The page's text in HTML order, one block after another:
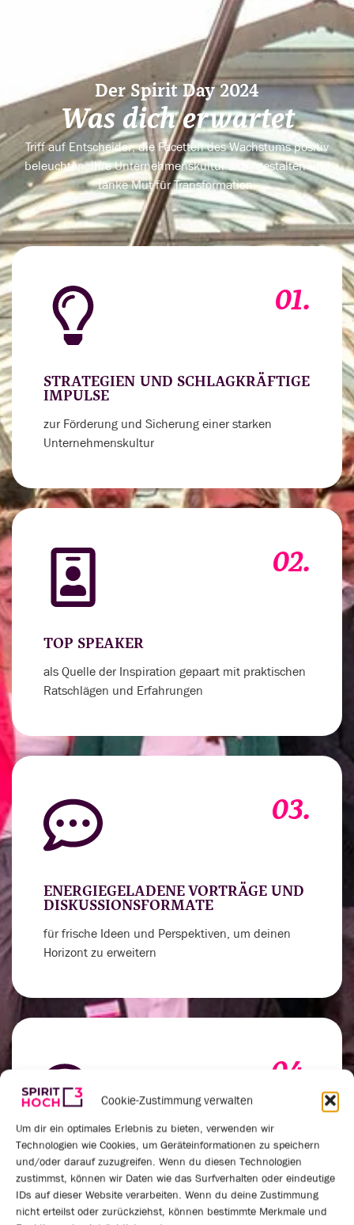
Cookie-Zustimmung verwalten
Um dir ein optimales Erlebnis zu bieten, verwenden wir
Technologien wie Cookies, um Geräteinformationen zu speichern
und/oder darauf zuzugreifen. Wenn du diesen Technologien
zustimmst, können wir Daten wie das Surfverhalten oder eindeutige
IDs auf dieser Website verarbeiten. Wenn du deine Zustimmung
nicht erteilst oder zurückziehst, können bestimmte Merkmale und
Der Spirit Day 2024
Was dich erwartet
Triff auf Entscheider, die Facetten des Wachstums positiv
beleuchten, ihre Unternehmenskultur aktiv gestalten und
tanke Mut für Transformation.
01.
STRATEGIEN UND SCHLAGKRÄFTIGE
IMPULSE
zur Förderung und Sicherung einer starken
Unternehmenskultur
02.
TOP SPEAKER
als Quelle der Inspiration gepaart mit praktischen
Ratschlägen und Erfahrungen
03.
ENERGIEGELADENE VORTRÄGE UND
DISKUSSIONSFORMATE
für frische Ideen und Perspektiven, um deinen
Horizont zu erweitern
04.
VERNETZUNGSRUNDEN UND
PRAXISAUSTAUSCH
um deinen Spirit für außergewöhnliche
Leistungen anzukurbeln